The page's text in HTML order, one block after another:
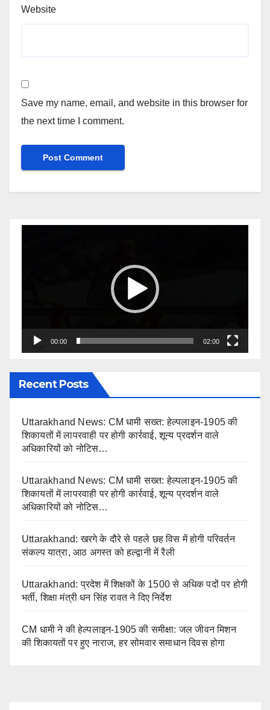
Website
Save my name, email, and website in this browser for
the next time I comment.
00:00 02:00
Recent Posts
Uttarakhand News: CM धामी सख्त: हेल्पलाइन-1905 की
शिकायतों में लापरवाही पर होगी कार्रवाई, शून्य प्रदर्शन वाले
अधिकारियों को नोटिस…
Uttarakhand News: CM धामी सख्त: हेल्पलाइन-1905 की
शिकायतों में लापरवाही पर होगी कार्रवाई, शून्य प्रदर्शन वाले
अधिकारियों को नोटिस…
Uttarakhand: खरगे के दौरे से पहले छह विस में होगी परिवर्तन
संकल्प यात्रा, आठ अगस्त को हल्द्वानी में रैली
Uttarakhand: प्रदेश में शिक्षकों के 1500 से अधिक पदों पर होगी
भर्ती, शिक्षा मंत्री धन सिंह रावत ने दिए निर्देश
CM धामी ने की हेल्पलाइन-1905 की समीक्षा: जल जीवन मिशन
की शिकायतों पर हुए नाराज, हर सोमवार समाधान दिवस होगा